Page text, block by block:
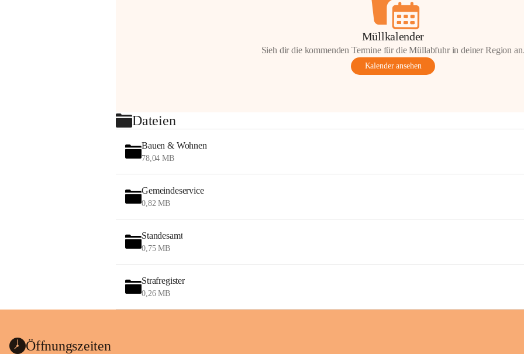
Müllkalender
Sieh dir die kommenden Termine für die Müllabfuhr in deiner Region
Kalender ansehen
Dateien
Bauen & Wohnen
78,04 MB
Gemeindeservice
0,82 MB
Standesamt
0,75 MB
Strafregister
0,26 MB
Öffnungszeiten